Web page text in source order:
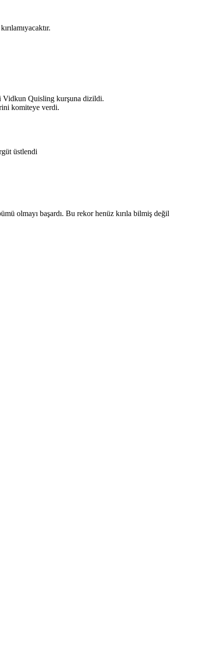
Vidkun Quisling kurşuna dizildi.
komiteye verdi.
üstlendi
olmayı başardı. Bu rekor henüz kırıla bilmiş değil